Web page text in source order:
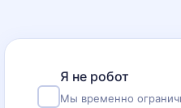
Я не робот
Мы временно